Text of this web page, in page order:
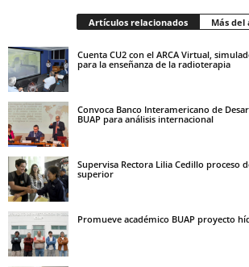
Artículos relacionados Más
Cuenta CU2 con el ARCA Virtual,
para la enseñanza de la radioterapia
Convoca Banco Interamericano de
BUAP para análisis internacional
Supervisa Rectora Lilia Cedillo proceso
superior
Promueve académico BUAP proyecto